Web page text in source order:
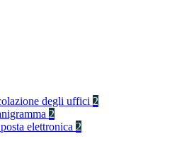
degli uffici 2
2
elettronica 2